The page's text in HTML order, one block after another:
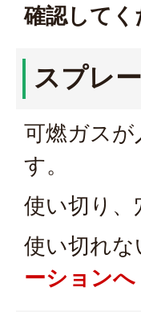
確認してく
スプレ
可燃ガス
す。
使い切り
使い切れ
ーションへ